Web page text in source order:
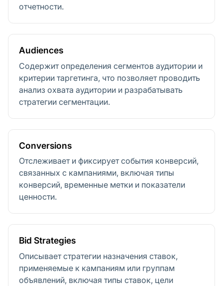
отчетности.
Audiences
Содержит определения сегментов аудитории и
критерии таргетинга, что позволяет проводить
анализ охвата аудитории и разрабатывать
стратегии сегментации.
Conversions
Отслеживает и фиксирует события конверсий,
связанных с кампаниями, включая типы
конверсий, временные метки и показатели
ценности.
Bid Strategies
Описывает стратегии назначения ставок,
применяемые к кампаниям или группам
объявлений, включая типы ставок, цели